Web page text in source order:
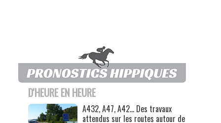
D'HEURE EN HEURE
A432, A47, A42… Des travaux
attendus sur les routes autour de